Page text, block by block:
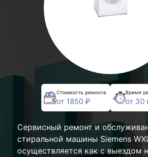
Стоимость ремонта
от 1850 ₽
Время
от 30
Сервисный ремонт и
стиральной машины Siemens
осуществляется как с выездом